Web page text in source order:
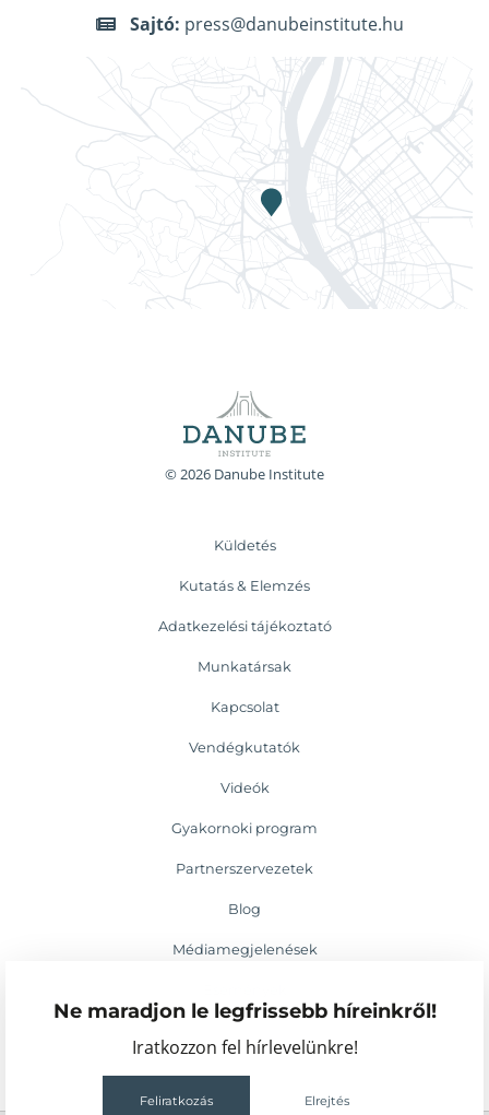
Ne maradjon le legfrissebb híreinkről!
Iratkozzon fel hírlevelünkre!
Feliratkozás Elrejtés
Sajtó: press@danubeinstitute.hu
© 2026 Danube Institute
Küldetés
Kutatás & Elemzés
Adatkezelési tájékoztató
Munkatársak
Kapcsolat
Vendégkutatók
Videók
Gyakornoki program
Partnerszervezetek
Blog
Médiamegjelenések